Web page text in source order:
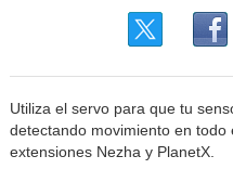
Utiliza el servo para que tu
detectando movimiento en todo
extensiones Nezha y PlanetX.